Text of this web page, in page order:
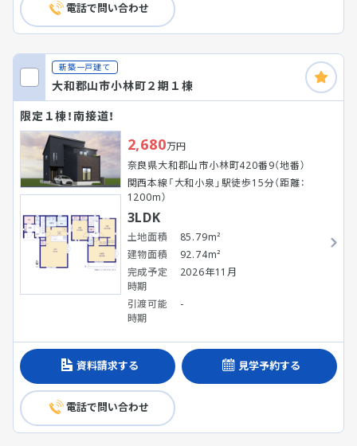
電話で問い合わせ
新築一戸建て
大和郡山市小林町２期１棟
限定１棟！南接道！
2,680万円
奈良県大和郡山市小林町420番9（地番）
関西本線「大和小泉」駅徒歩15分（距離：
1200m）
3LDK
土地面積
85.79m²
建物面積
92.74m²
完成予定
時期
2026年11月
引渡可能
時期
-
資料請求する 見学予約する
電話で問い合わせ